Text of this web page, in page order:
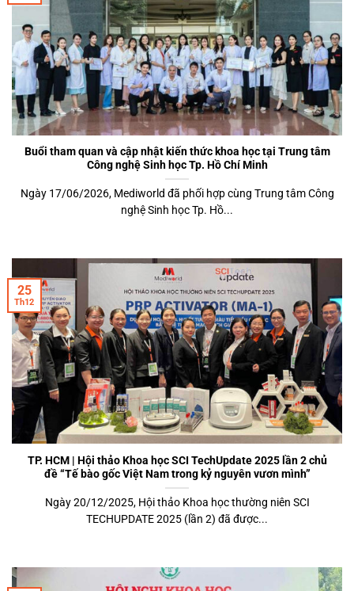
Buổi tham quan và cập nhật kiến thức khoa học tại Trung tâm
Công nghệ Sinh học Tp. Hồ Chí Minh
Ngày 17/06/2026, Mediworld đã phối hợp cùng Trung tâm Công
nghệ Sinh học Tp. Hồ...
TP. HCM | Hội thảo Khoa học SCI TechUpdate 2025 lần 2 chủ
đề “Tế bào gốc Việt Nam trong kỷ nguyên vươn mình”
Ngày 20/12/2025, Hội thảo Khoa học thường niên SCI
TECHUPDATE 2025 (lần 2) đã được...
25
Th12